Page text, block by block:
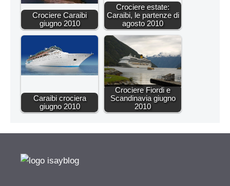
Crociere Caraibi
giugno 2010
Crociere estate:
Caraibi, le partenze di
agosto 2010
Caraibi crociera
giugno 2010
Crociere Fiordi e
Scandinavia giugno
2010